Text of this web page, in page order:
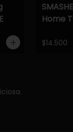
Home
$14.500